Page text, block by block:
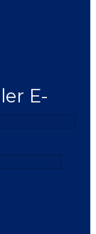
E-